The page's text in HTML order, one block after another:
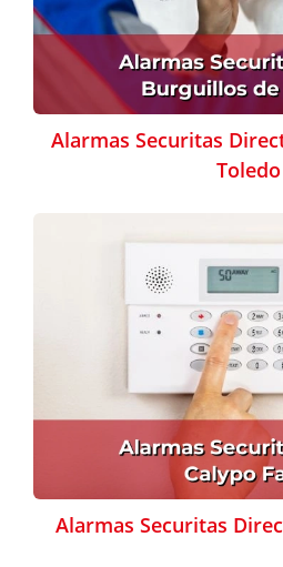
Alarmas Securitas
Toledo
Alarmas Securitas